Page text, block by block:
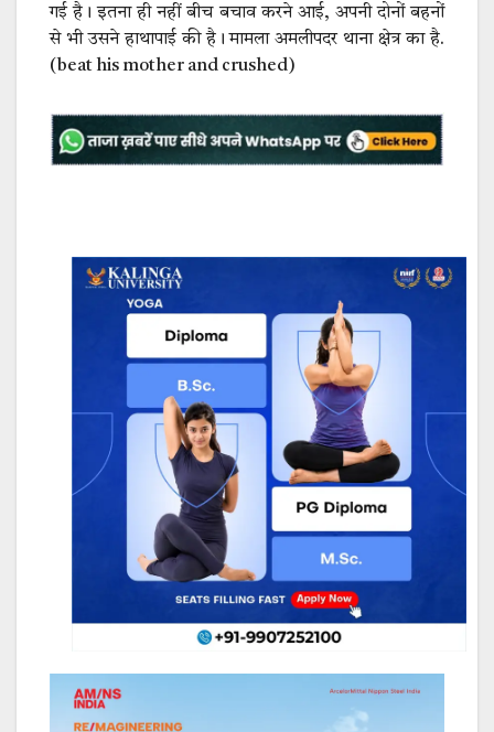
गई है। इतना ही नहीं बीच बचाव करने आई, अपनी दोनों बहनों
से भी उसने हाथापाई की है। मामला अमलीपदर थाना क्षेत्र का है.
(beat his mother and crushed)